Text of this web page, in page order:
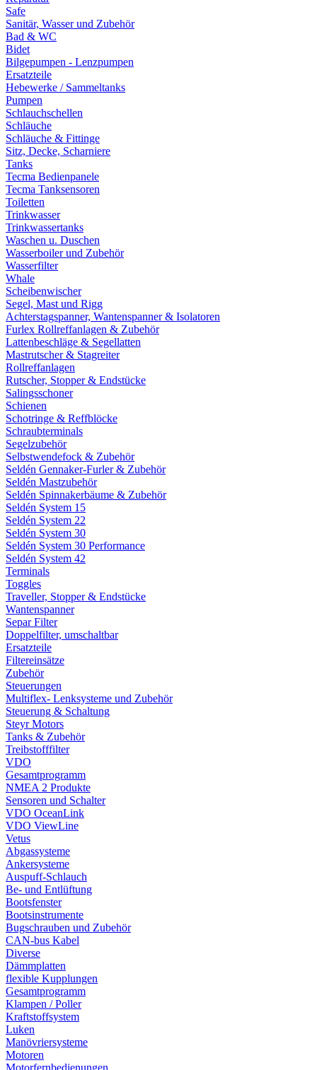
Safe
Sanitär, Wasser und Zubehör
Bad & WC
Bidet
Bilgepumpen - Lenzpumpen
Ersatzteile
Hebewerke / Sammeltanks
Pumpen
Schlauchschellen
Schläuche
Schläuche & Fittinge
Sitz, Decke, Scharniere
Tanks
Tecma Bedienpanele
Tecma Tanksensoren
Toiletten
Trinkwasser
Trinkwassertanks
Waschen u. Duschen
Wasserboiler und Zubehör
Wasserfilter
Whale
Scheibenwischer
Segel, Mast und Rigg
Achterstagspanner, Wantenspanner & Isolatoren
Furlex Rollreffanlagen & Zubehör
Lattenbeschläge & Segellatten
Mastrutscher & Stagreiter
Rollreffanlagen
Rutscher, Stopper & Endstücke
Salingsschoner
Schienen
Schotringe & Reffblöcke
Schraubterminals
Segelzubehör
Selbstwendefock & Zubehör
Seldén Gennaker-Furler & Zubehör
Seldén Mastzubehör
Seldén Spinnakerbäume & Zubehör
Seldén System 15
Seldén System 22
Seldén System 30
Seldén System 30 Performance
Seldén System 42
Terminals
Toggles
Traveller, Stopper & Endstücke
Wantenspanner
Separ Filter
Doppelfilter, umschaltbar
Ersatzteile
Filtereinsätze
Zubehör
Steuerungen
Multiflex- Lenksysteme und Zubehör
Steuerung & Schaltung
Steyr Motors
Tanks & Zubehör
Treibstofffilter
VDO
Gesamtprogramm
NMEA 2 Produkte
Sensoren und Schalter
VDO OceanLink
VDO ViewLine
Vetus
Abgassysteme
Ankersysteme
Auspuff-Schlauch
Be- und Entlüftung
Bootsfenster
Bootsinstrumente
Bugschrauben und Zubehör
CAN-bus Kabel
Diverse
Dämmplatten
flexible Kupplungen
Gesamtprogramm
Klampen / Poller
Kraftstoffsystem
Luken
Manövriersysteme
Motoren
Motorfernbedienungen